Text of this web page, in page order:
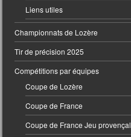
Liens utiles
Championnats de Lozère
Tir de précision 2025
Compétitions par équipes
Coupe de Lozère
Coupe de France
Coupe de France Jeu provençal